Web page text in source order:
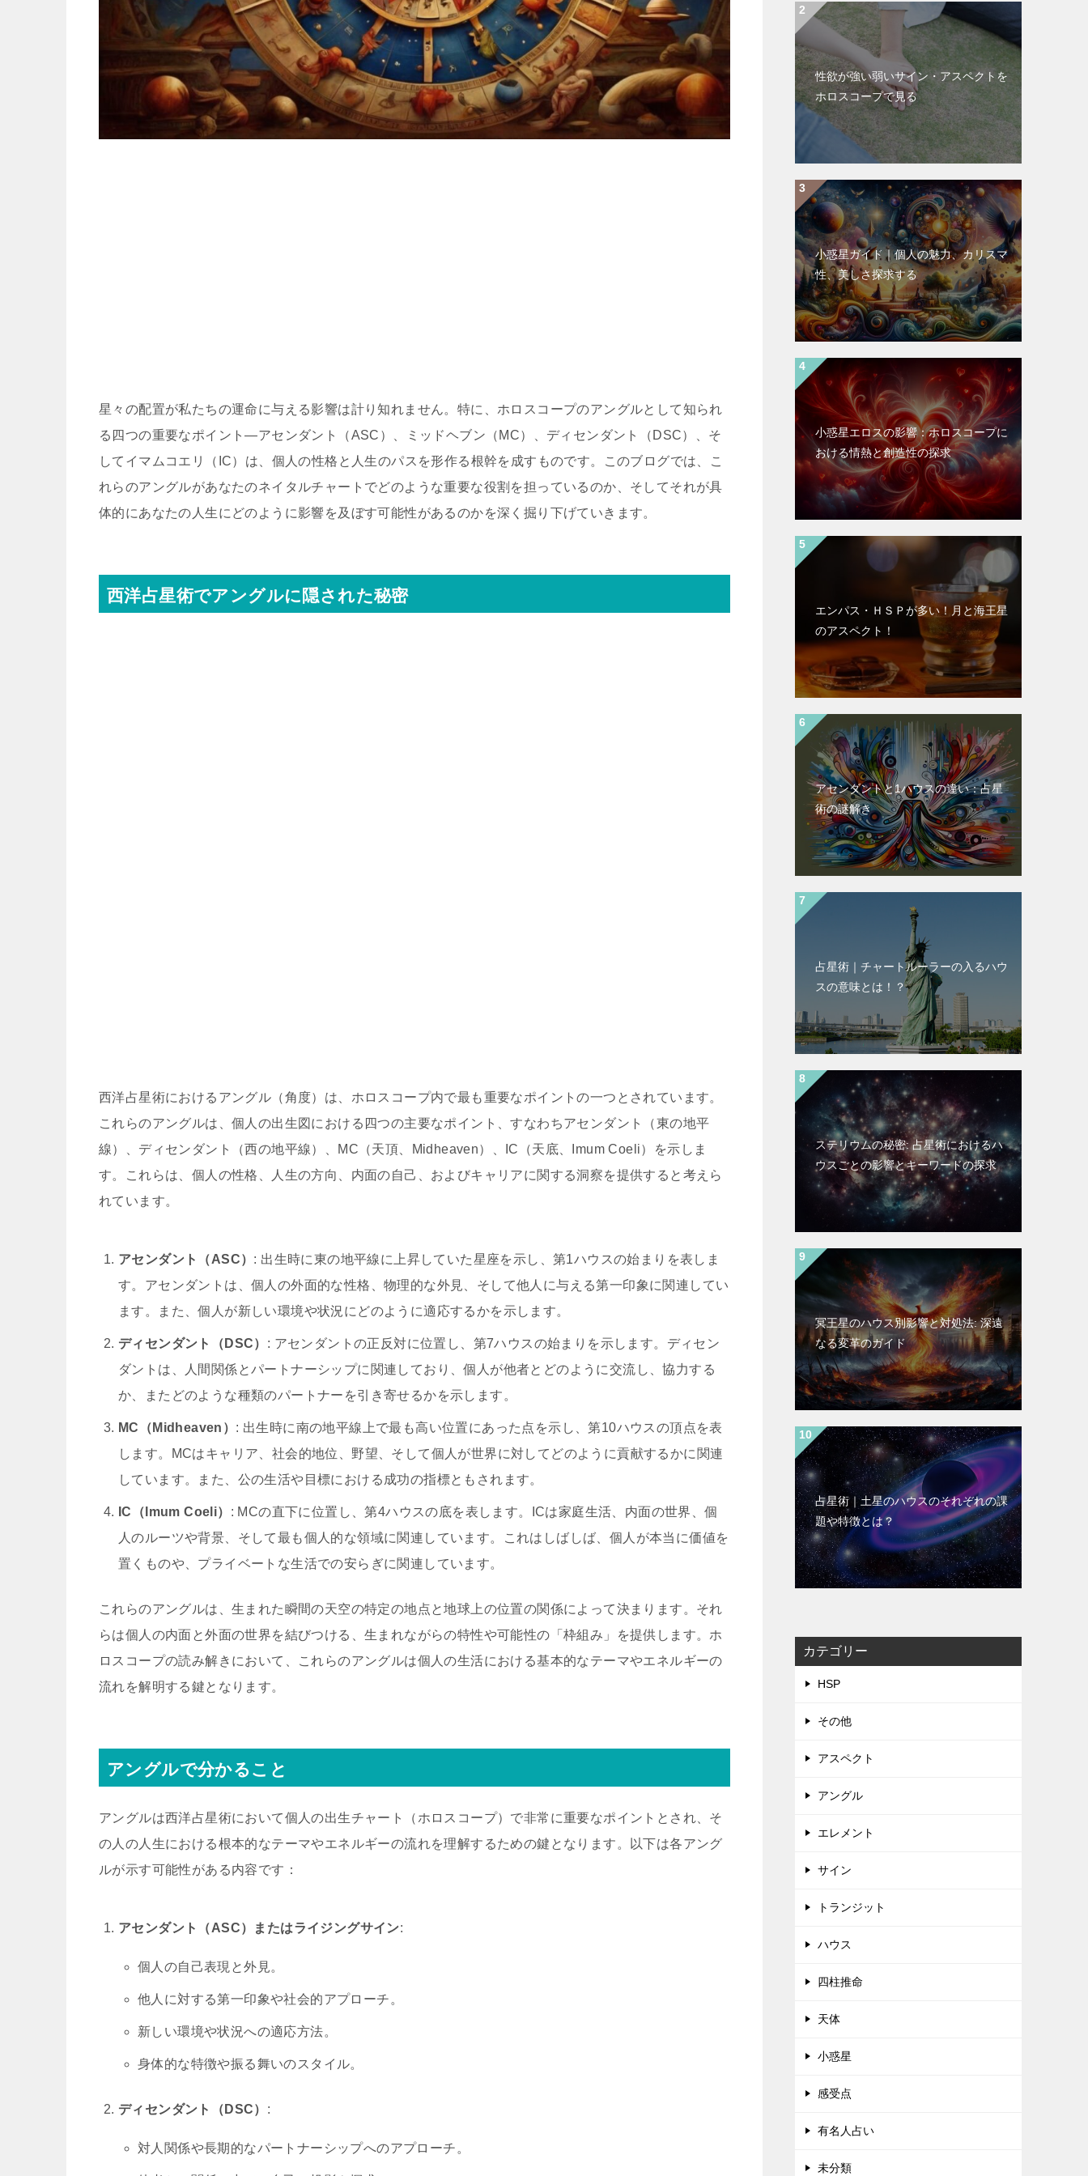
星々の配置が私たちの運命に与える影響は計り知れません。特に、ホロスコープのアングルとして知られ
る四つの重要なポイント—アセンダント（ASC）、ミッドヘブン（MC）、ディセンダント（DSC）、そ
してイマムコエリ（IC）は、個人の性格と人生のパスを形作る根幹を成すものです。このブログでは、こ
れらのアングルがあなたのネイタルチャートでどのような重要な役割を担っているのか、そしてそれが具
体的にあなたの人生にどのように影響を及ぼす可能性があるのかを深く掘り下げていきます。
西洋占星術でアングルに隠された秘密
西洋占星術におけるアングル（角度）は、ホロスコープ内で最も重要なポイントの一つとされています。
これらのアングルは、個人の出生図における四つの主要なポイント、すなわちアセンダント（東の地平
線）、ディセンダント（西の地平線）、MC（天頂、Midheaven）、IC（天底、Imum Coeli）を示しま
す。これらは、個人の性格、人生の方向、内面の自己、およびキャリアに関する洞察を提供すると考えら
れています。
アセンダント（ASC） : 出生時に東の地平線に上昇していた星座を示し、第1ハウスの始まりを表しま
す。アセンダントは、個人の外面的な性格、物理的な外見、そして他人に与える第一印象に関連してい
ます。また、個人が新しい環境や状況にどのように適応するかを示します。
ディセンダント（DSC） : アセンダントの正反対に位置し、第7ハウスの始まりを示します。ディセン
ダントは、人間関係とパートナーシップに関連しており、個人が他者とどのように交流し、協力する
か、またどのような種類のパートナーを引き寄せるかを示します。
MC（Midheaven） : 出生時に南の地平線上で最も高い位置にあった点を示し、第10ハウスの頂点を表
します。MCはキャリア、社会的地位、野望、そして個人が世界に対してどのように貢献するかに関連
しています。また、公の生活や目標における成功の指標ともされます。
IC（Imum Coeli） : MCの直下に位置し、第4ハウスの底を表します。ICは家庭生活、内面の世界、個
人のルーツや背景、そして最も個人的な領域に関連しています。これはしばしば、個人が本当に価値を
置くものや、プライベートな生活での安らぎに関連しています。
これらのアングルは、生まれた瞬間の天空の特定の地点と地球上の位置の関係によって決まります。それ
らは個人の内面と外面の世界を結びつける、生まれながらの特性や可能性の「枠組み」を提供します。ホ
ロスコープの読み解きにおいて、これらのアングルは個人の生活における基本的なテーマやエネルギーの
流れを解明する鍵となります。
アングルで分かること
アングルは西洋占星術において個人の出生チャート（ホロスコープ）で非常に重要なポイントとされ、そ
の人の人生における根本的なテーマやエネルギーの流れを理解するための鍵となります。以下は各アング
ルが示す可能性がある内容です：
アセンダント（ASC）またはライジングサイン:
個人の自己表現と外見。
他人に対する第一印象や社会的アプローチ。
新しい環境や状況への適応方法。
身体的な特徴や振る舞いのスタイル。
ディセンダント（DSC） :
対人関係や長期的なパートナーシップへのアプローチ。
性欲が強い弱いサイン・アスペクトを
ホロスコープで見る
小惑星ガイド｜個人の魅力、カリスマ
性、美しさ探求する
小惑星エロスの影響：ホロスコープに
おける情熱と創造性の探求
エンパス・ＨＳＰが多い！月と海王星
のアスペクト！
アセンダントと1ハウスの違い：占星
術の謎解き
占星術｜チャートルーラーの入るハウ
スの意味とは！？
ステリウムの秘密: 占星術におけるハ
ウスごとの影響とキーワードの探求
冥王星のハウス別影響と対処法: 深遠
なる変革のガイド
占星術｜土星のハウスのそれぞれの課
題や特徴とは？
カテゴリー
HSP
その他
アスペクト
アングル
エレメント
サイン
トランジット
ハウス
四柱推命
天体
小惑星
感受点
有名人占い
未分類